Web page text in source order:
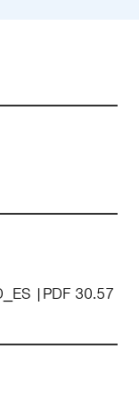
PDF 30.57